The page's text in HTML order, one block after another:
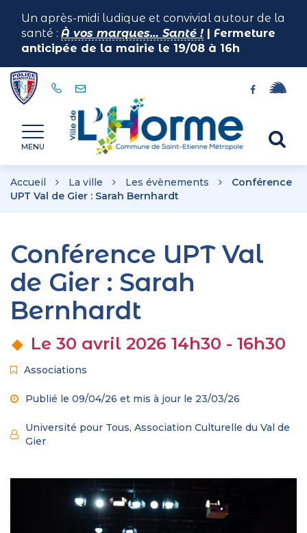
Un après-midi ludique et convivial autour de la
santé : À vos marques… Santé ! | Fermeture
anticipée de la mairie le 19/08 à 16h
Lien
compte
Facebook
Lien
compte
illiwap
MENU
Horme
la
Accueil La ville Les évènements
Conférence
UPT Val de Gier : Sarah Bernhardt
Conférence UPT Val
de Gier : Sarah
Bernhardt
Le 30 avril 2026 14h30 - 16h30
Associations
Publié le 09/04/26 et mis à jour le 23/03/26
Proposé
Université pour Tous, Association Culturelle du Val de
Gier